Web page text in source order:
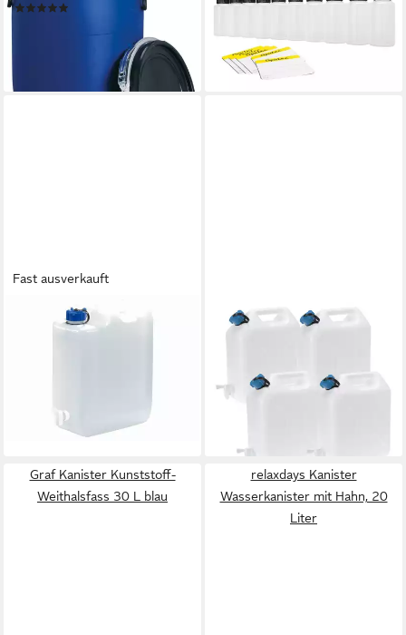
lieferbar - in 3-4 Werktagen bei dir
Flaschen (Spar-Set)
8,95 €
lieferbar - in 2-3 Werktagen bei dir
Fast ausverkauft
Kanister Wasserkanister
lieferbar - in 3-4 Werktagen bei dir
BURI
Kanister Wasserkanister 4x
Wasserbehälter
36,99 €
Graf Kanister Kunststoff-
Weithalsfass 30 L blau
relaxdays Kanister
Wasserkanister mit Hahn, 20
Liter